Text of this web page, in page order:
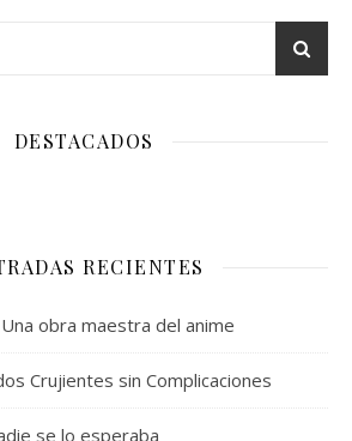
DESTACADOS
RECIENTES
obra maestra del anime
Crujientes sin Complicaciones
se lo esperaba